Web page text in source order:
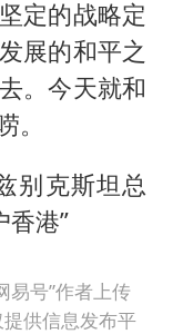
定的战略定
展的和平之
。今天就和
别克斯坦总
香港”
易号”作者上传
供信息发布平